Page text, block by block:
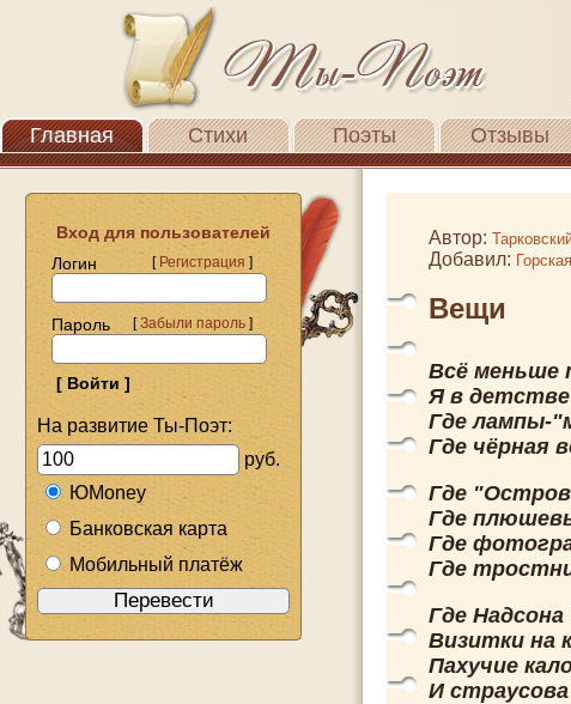
Главная Стихи Поэты Отзывы
Вход для пользователей
Логин
[Регистрация]
Пароль [Забыли пароль]
На развитие Ты-Поэт:
руб.
ЮMoney
Банковская карта
Мобильный платёж
Автор:
Добавил:
Вещи
Всё меньше
Я в
Где лампы-
Где чёрная
Где
Где
Где
Где
Где
Визитки на
Пахучие
И